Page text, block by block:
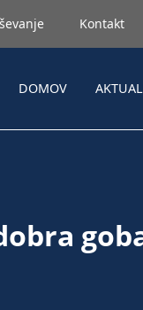
Kontakt
DOMOV